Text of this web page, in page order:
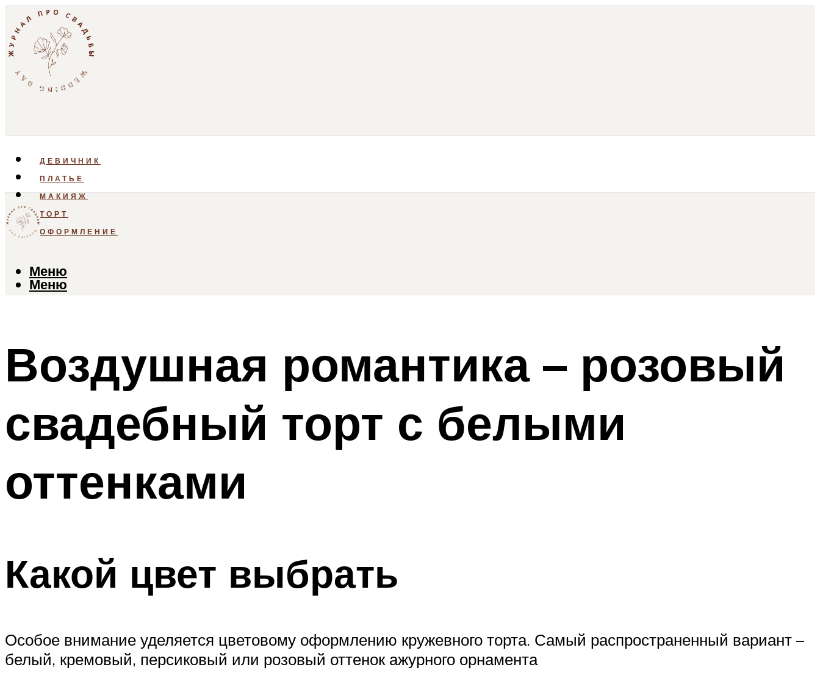
ДЕВИЧНИК
ПЛАТЬЕ
МАКИЯЖ
ТОРТ
ОФОРМЛЕНИЕ
Меню
Меню
Воздушная романтика – розовый
свадебный торт с белыми
оттенками
Какой цвет выбрать
Особое внимание уделяется цветовому оформлению кружевного торта. Самый распространенный вариант –
белый, кремовый, персиковый или розовый оттенок ажурного орнамента